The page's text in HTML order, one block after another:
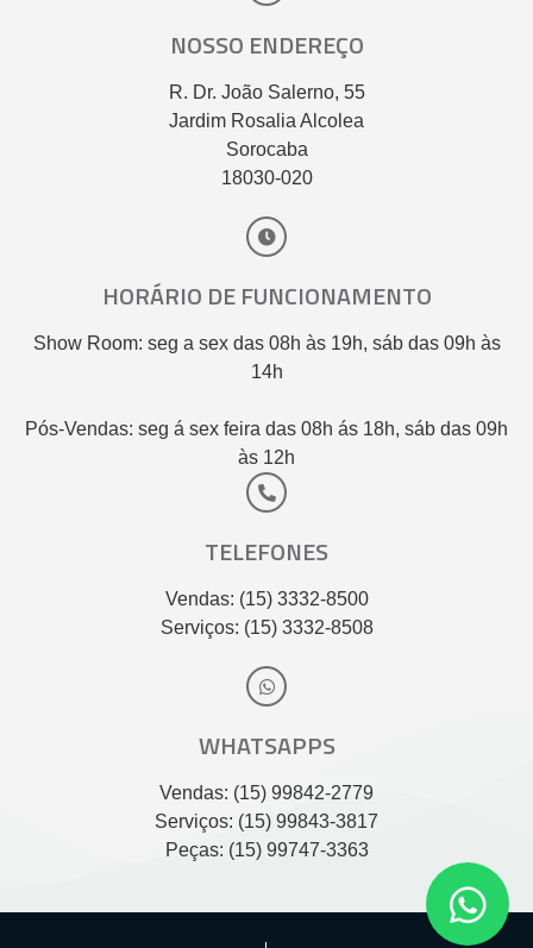
NOSSO ENDEREÇO
R. Dr. João Salerno, 55
Jardim Rosalia Alcolea
Sorocaba
18030-020
HORÁRIO DE FUNCIONAMENTO
Show Room: seg a sex das 08h às 19h, sáb das 09h às
14h
Pós-Vendas: seg á sex feira das 08h ás 18h, sáb das 09h
às 12h
TELEFONES
Vendas: (15) 3332-8500
Serviços: (15) 3332-8508
WHATSAPPS
Vendas: (15) 99842-2779
Serviços: (15) 99843-3817
Peças: (15) 99747-3363